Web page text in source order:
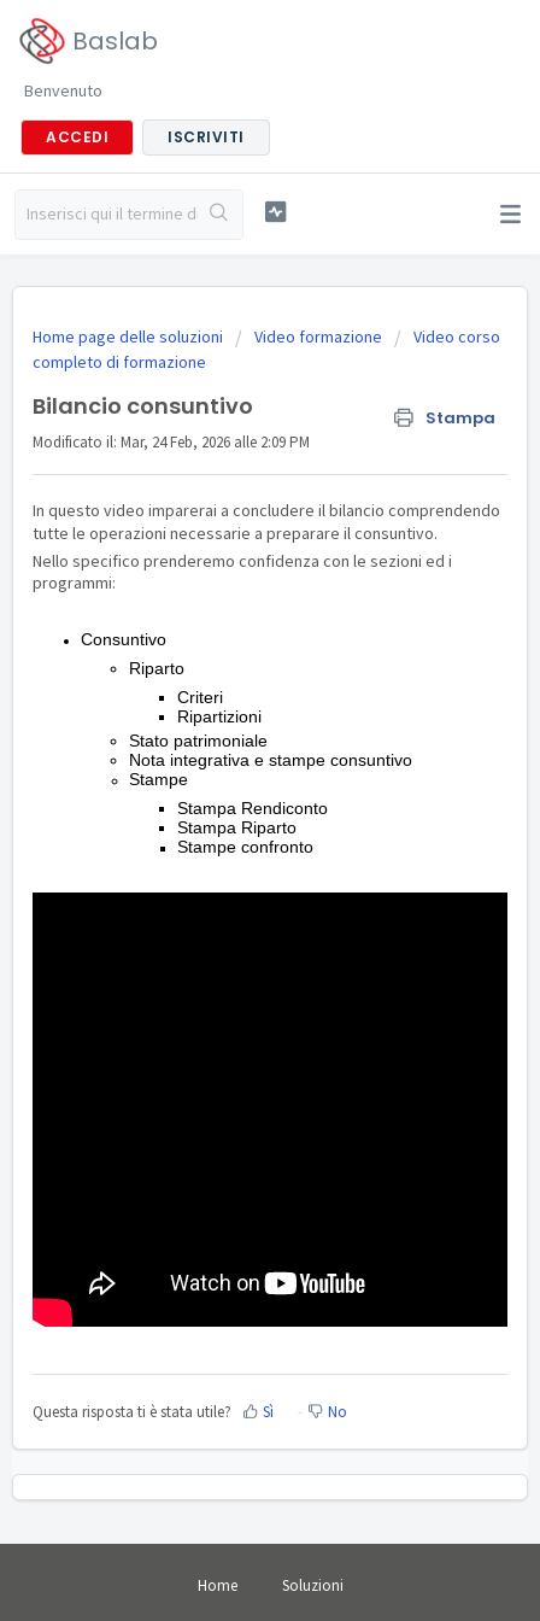
Baslab
Benvenuto
ACCEDI ISCRIVITI
Home page delle soluzioni Video formazione
Video corso
completo di formazione
Bilancio consuntivo Stampa
Modificato il: Mar, 24 Feb, 2026 alle 2:09 PM
In questo video imparerai a concludere il bilancio comprendendo
tutte le operazioni necessarie a preparare il consuntivo.
Nello specifico prenderemo confidenza con le sezioni ed i
programmi:
Consuntivo
Riparto
Criteri
Ripartizioni
Stato patrimoniale
Nota integrativa e stampe consuntivo
Stampe
Stampa Rendiconto
Stampa Riparto
Stampe confronto
Questa risposta ti è stata utile? Sì No
Home Soluzioni